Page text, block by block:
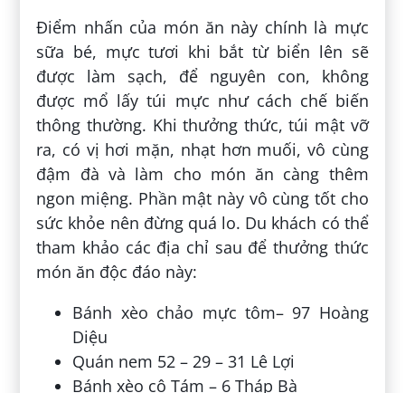
Điểm nhấn của món ăn này chính là mực
sữa bé, mực tươi khi bắt từ biển lên sẽ
được làm sạch, để nguyên con, không
được mổ lấy túi mực như cách chế biến
thông thường. Khi thưởng thức, túi mật vỡ
ra, có vị hơi mặn, nhạt hơn muối, vô cùng
đậm đà và làm cho món ăn càng thêm
ngon miệng. Phần mật này vô cùng tốt cho
sức khỏe nên đừng quá lo. Du khách có thể
tham khảo các địa chỉ sau để thưởng thức
món ăn độc đáo này:
Bánh xèo chảo mực tôm– 97 Hoàng
Diệu
Quán nem 52 – 29 – 31 Lê Lợi
Bánh xèo cô Tám – 6 Tháp Bà